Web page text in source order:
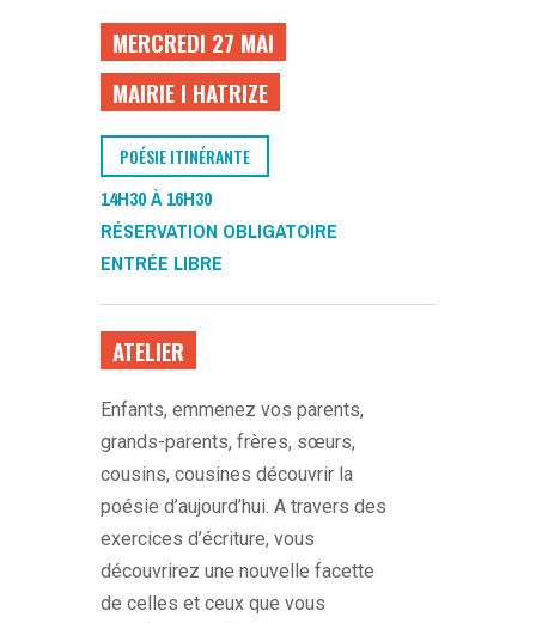
MERCREDI 27 MAI
MAIRIE I HATRIZE
POÉSIE ITINÉRANTE
14H30 À 16H30
RÉSERVATION OBLIGATOIRE
ENTRÉE LIBRE
ATELIER
Enfants, emmenez vos parents,
grands-parents, frères, sœurs,
cousins, cousines découvrir la
poésie d’aujourd’hui. A travers des
exercices d’écriture, vous
découvrirez une nouvelle facette
de celles et ceux que vous